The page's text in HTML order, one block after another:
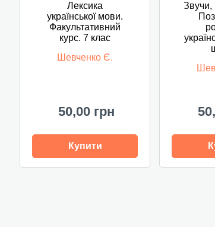
Лексика
української мови.
Факультативний
курс. 7 клас
Шевченко Є.
50,00 грн
Купити
Звучи,